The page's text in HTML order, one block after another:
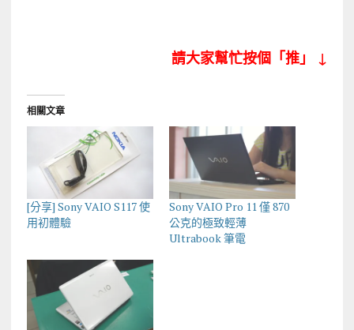
請大家幫忙按個「推」 ↓
相關文章
[分享] Sony VAIO S117 使
用初體驗
Sony VAIO Pro 11 僅 870
公克的極致輕薄
Ultrabook 筆電